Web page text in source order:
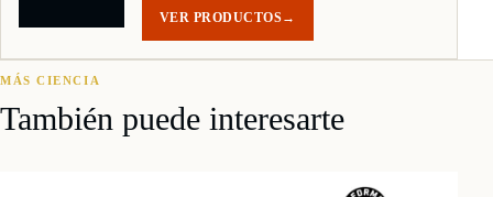
VER PRODUCTOS→
MÁS CIENCIA
También puede interesarte